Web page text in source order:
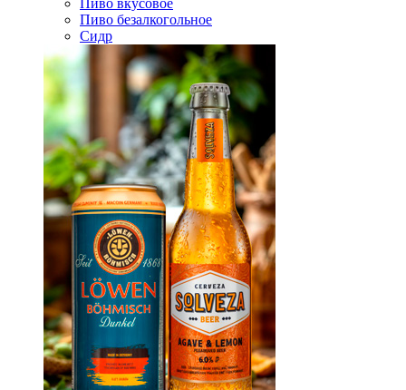
Пиво вкусовое
Пиво безалкогольное
Сидр